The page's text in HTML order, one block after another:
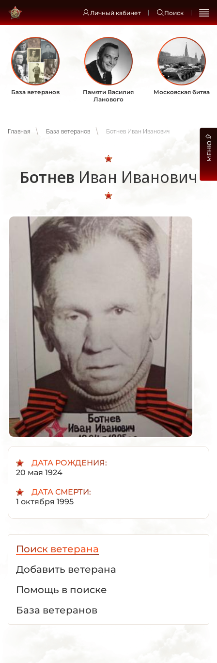
Личный кабинет Поиск
База ветеранов
Памяти Василия
Ланового
Московская битва
Главная База ветеранов Ботнев Иван Иванович
Ботнев Иван Иванович
ДАТА РОЖДЕНИЯ:
20 мая 1924
ДАТА СМЕРТИ:
1 октября 1995
Поиск ветерана
Добавить ветерана
Помощь в поиске
База ветеранов
МЕНЮ